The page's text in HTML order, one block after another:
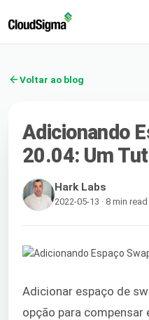
Voltar ao blog
Adicionando
20.04: Um
Hark Labs
2022-05-13 · 8 min read
Adicionar espaço de
opção para compensar